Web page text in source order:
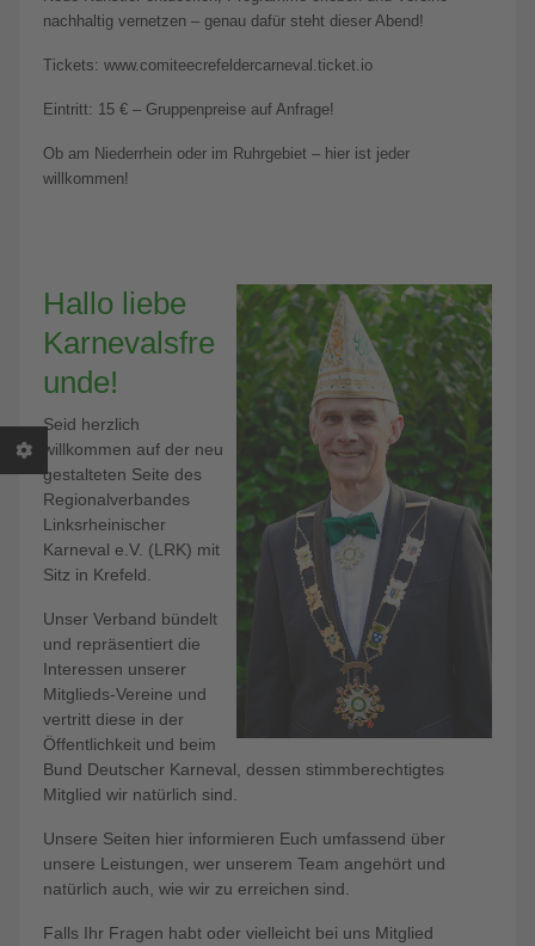
nachhaltig vernetzen – genau dafür steht dieser Abend!
Tickets: www.comiteecrefeldercarneval.ticket.io
Eintritt: 15 € – Gruppenpreise auf Anfrage!
Ob am Niederrhein oder im Ruhrgebiet – hier ist jeder
willkommen!
Hallo liebe
Karnevalsfre
unde!
Seid herzlich
willkommen auf der neu
gestalteten Seite des
Regionalverbandes
Linksrheinischer
Karneval e.V. (LRK) mit
Sitz in Krefeld.
Unser Verband bündelt
und repräsentiert die
Interessen unserer
Mitglieds-Vereine und
vertritt diese in der
Öffentlichkeit und beim
Bund Deutscher Karneval, dessen stimmberechtigtes
Mitglied wir natürlich sind.
Unsere Seiten hier informieren Euch umfassend über
unsere Leistungen, wer unserem Team angehört und
natürlich auch, wie wir zu erreichen sind.
Falls Ihr Fragen habt oder vielleicht bei uns Mitglied